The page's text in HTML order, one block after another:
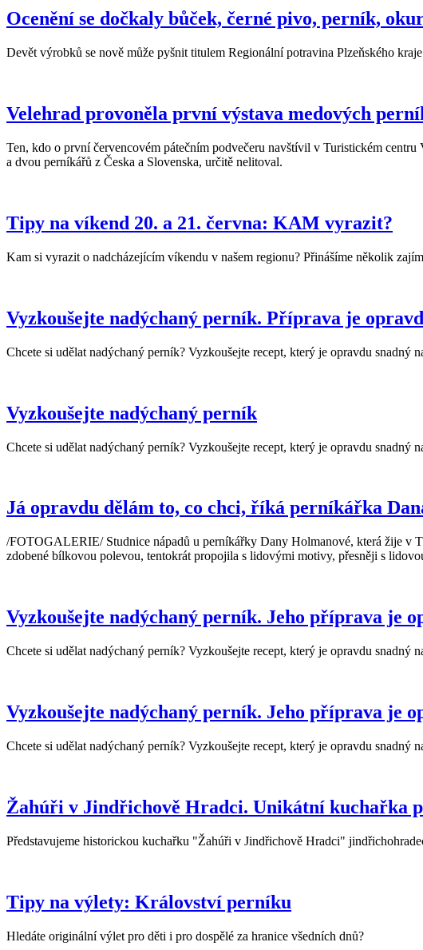
Ocenění se dočkaly bůček, černé pivo, perník,
Devět výrobků se nově může pyšnit titulem Regionální potravina Plzeňského
Velehrad provoněla první výstava medových
Ten, kdo o první červencovém pátečním podvečeru navštívil v Turistickém
a dvou perníkářů z Česka a Slovenska, určitě nelitoval.
Tipy na víkend 20. a 21. června: KAM vyrazit?
Kam si vyrazit o nadcházejícím víkendu v našem regionu? Přinášíme několik
Vyzkoušejte nadýchaný perník. Příprava je
Chcete si udělat nadýchaný perník? Vyzkoušejte recept, který je opravdu snadný
Vyzkoušejte nadýchaný perník
Chcete si udělat nadýchaný perník? Vyzkoušejte recept, který je opravdu snadný
Já opravdu dělám to, co chci, říká perníkářka
/FOTOGALERIE/ Studnice nápadů u perníkářky Dany Holmanové, která žije v
zdobené bílkovou polevou, tentokrát propojila s lidovými motivy, přesněji s
Vyzkoušejte nadýchaný perník. Jeho příprava je
Chcete si udělat nadýchaný perník? Vyzkoušejte recept, který je opravdu snadný
Vyzkoušejte nadýchaný perník. Jeho příprava je
Chcete si udělat nadýchaný perník? Vyzkoušejte recept, který je opravdu snadný
Žahúři v Jindřichově Hradci. Unikátní kuchařka
Představujeme historickou kuchařku "Žahúři v Jindřichově Hradci"
Tipy na výlety: Království perníku
Hledáte originální výlet pro děti i pro dospělé za hranice všedních dnů?